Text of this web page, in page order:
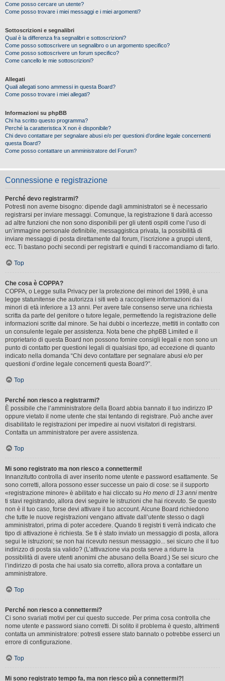
Come posso cercare un utente?
Come posso trovare i miei messaggi e i miei argomenti?
Sottoscrizioni e segnalibri
Qual è la differenza fra segnalibri e sottoscrizioni?
Come posso sottoscrivere un segnalibro o un argomento specifico?
Come posso sottoscrivere un forum specifico?
Come cancello le mie sottoscrizioni?
Allegati
Quali allegati sono ammessi in questa Board?
Come posso trovare i miei allegati?
Informazioni su phpBB
Chi ha scritto questo programma?
Perché la caratteristica X non è disponibile?
Chi devo contattare per segnalare abusi e/o per questioni d’ordine legale concernenti
questa Board?
Come posso contattare un amministratore del Forum?
Connessione e registrazione
Perché devo registrarmi?
Potresti non averne bisogno: dipende dagli amministratori se è necessario
registrarsi per inviare messaggi. Comunque, la registrazione ti darà accesso
ad altre funzioni che non sono disponibili per gli utenti ospiti come l’uso di
un’immagine personale definibile, messaggistica privata, la possibilità di
inviare messaggi di posta direttamente dal forum, l’iscrizione a gruppi utenti,
ecc. Ti bastano pochi secondi per registrarti e quindi ti raccomandiamo di farlo.
Top
Che cosa è COPPA?
COPPA, o Legge sulla Privacy per la protezione dei minori del 1998, è una
legge statunitense che autorizza i siti web a raccogliere informazioni da i
minori di età inferiore a 13 anni. Per avere tale consenso serve una richiesta
scritta da parte del genitore o tutore legale, permettendo la registrazione delle
informazioni scritte dal minore. Se hai dubbi o incertezze, mettiti in contatto con
un consulente legale per assistenza. Nota bene che phpBB Limited e il
proprietario di questa Board non possono fornire consigli legali e non sono un
punto di contatto per questioni legali di qualsiasi tipo, ad eccezione di quanto
indicato nella domanda “Chi devo contattare per segnalare abusi e/o per
questioni d’ordine legale concernenti questa Board?”.
Top
Perché non riesco a registrarmi?
È possibile che l’amministratore della Board abbia bannato il tuo indirizzo IP
oppure vietato il nome utente che stai tentando di registrare. Può anche aver
disabilitato le registrazioni per impedire ai nuovi visitatori di registrarsi.
Contatta un amministratore per avere assistenza.
Top
Mi sono registrato ma non riesco a connettermi!
Innanzitutto controlla di aver inserito nome utente e password esattamente. Se
sono corretti, allora possono esser successe un paio di cose: se il supporto
«registrazione minore» è abilitato e hai cliccato su Ho meno di 13 anni mentre
ti stavi registrando, allora devi seguire le istruzioni che hai ricevuto. Se questo
non è il tuo caso, forse devi attivare il tuo account. Alcune Board richiedono
che tutte le nuove registrazioni vengano attivate dall’utente stesso o dagli
amministratori, prima di poter accedere. Quando ti registri ti verrà indicato che
tipo di attivazione è richiesta. Se ti è stato inviato un messaggio di posta, allora
segui le istruzioni; se non hai ricevuto nessun messaggio... sei sicuro che il tuo
indirizzo di posta sia valido? (L’attivazione via posta serve a ridurre la
possibilità di avere utenti anonimi che abusano della Board.) Se sei sicuro che
l’indirizzo di posta che hai usato sia corretto, allora prova a contattare un
amministratore.
Top
Perché non riesco a connettermi?
Ci sono svariati motivi per cui questo succede. Per prima cosa controlla che
nome utente e password siano corretti. Di solito il problema è questo, altrimenti
contatta un amministratore: potresti essere stato bannato o potrebbe esserci un
errore di configurazione.
Top
Mi sono registrato tempo fa, ma non riesco più a connettermi?!